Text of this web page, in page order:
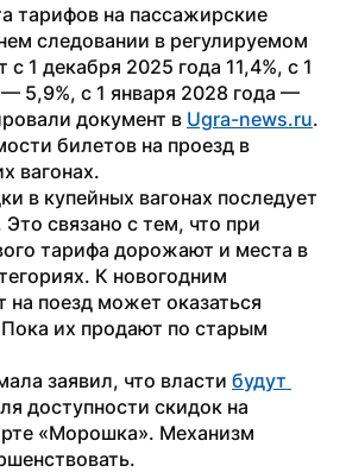
тарифов на пассажирские
следовании в регулируемом
с 1 декабря 2025 года 11,4%, с 1
— 5,9%, с 1 января 2028 года —
документ в Ugra-news.ru.
билетов на проезд в
вагонах.
в купейных вагонах последует
связано с тем, что при
тарифа дорожают и места в
К новогодним
на поезд может оказаться
их продают по старым
заявил, что власти будут
доступности скидок на
«Морошка». Механизм